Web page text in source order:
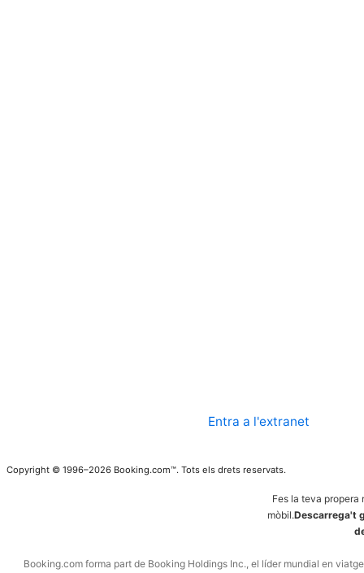
Entra a l'extranet
Copyright © 1996–2026 Booking.com™. Tots els drets reservats.
Fes la teva propera
mòbil.Descarrega't
Booking.com forma part de Booking Holdings Inc., el líder mundial en